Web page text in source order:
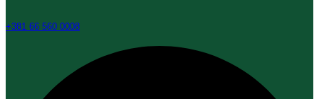
+381 66 560 0008